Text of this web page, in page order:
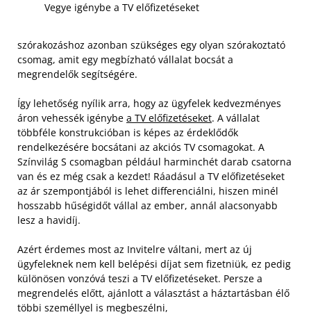
Vegye igénybe a TV előfizetéseket
szórakozáshoz azonban szükséges egy olyan szórakoztató
csomag, amit egy megbízható vállalat bocsát a
megrendelők segítségére.
Így lehetőség nyílik arra, hogy az ügyfelek kedvezményes
áron vehessék igénybe a TV előfizetéseket. A vállalat
többféle konstrukcióban is képes az érdeklődők
rendelkezésére bocsátani az akciós TV csomagokat. A
Színvilág S csomagban például harminchét darab csatorna
van és ez még csak a kezdet! Ráadásul a TV előfizetéseket
az ár szempontjából is lehet differenciálni, hiszen minél
hosszabb hűségidőt vállal az ember, annál alacsonyabb
lesz a havidíj.
Azért érdemes most az Invitelre váltani, mert az új
ügyfeleknek nem kell belépési díjat sem fizetniük, ez pedig
különösen vonzóvá teszi a TV előfizetéseket. Persze a
megrendelés előtt, ajánlott a választást a háztartásban élő
többi személlyel is megbeszélni,